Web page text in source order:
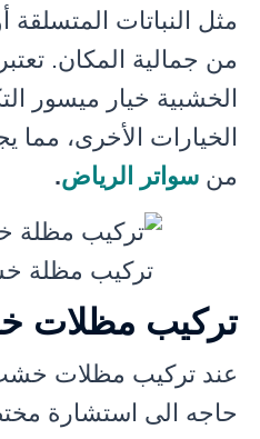
مثل النباتات المتسلقة
من جمالية المكان.
الخشبية خيار ميسور
الخيارات الأخرى، مما
من سواتر الرياض.
تركيب مظلة
تركيب مظلات
عند تركيب مظلات
حاجه الى استشارة